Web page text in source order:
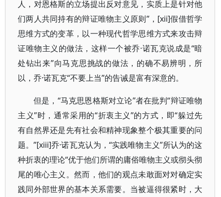
人，对恩格斯的立场提出反对意见，实质上是针对他
们两人共同持有的辩证唯物主义原则”，[xii]假借哲学
思维方式的变革，以一种现代哲学思维方式来攻击辩
证唯物主义的做法，这样一个被乔·诺瓦克说成是“暗
处钻出来”向马克思挑战的做法，的确不易辨明，所
以，乔·诺瓦克“不要上当”的告诫是富有深意的。
但是，“马克思恩格斯对立论”者在批判“辩证唯物
主义”时，通常采用的“折衷主义”的方式，即“躲过先
有自然界还是先有社会和精神现象整个极其重要的问
题。”[xiii]乔·诺瓦克认为，“实践唯物主义”所认为的这
种折衷的理论“优于他们所谓的庸俗唯物主义或彻头彻
尾的唯心主义。然而，他们的观点未敢面对对确定实
践同外部世界的基本关系需要。当被逼得很紧时，大